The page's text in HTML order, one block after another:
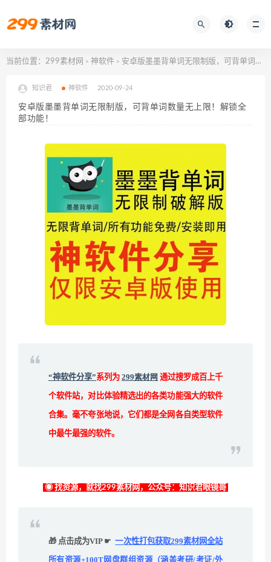
当前位置： 299素材网 > 神软件 > 安卓版墨墨背单词无限制版，可背单词数量无上限！解锁全部功能！
知识君 神软件 2020-09-24
安卓版墨墨背单词无限制版，可背单词数量无上限！解锁全
部功能！
“神软件分享”系列为 299素材网 通过搜罗成百上千
个软件站，对比体验精选出的各类功能强大的软件
合集。毫不夸张地说，它们都是全网各自类型软件
中最牛最强的软件。
◉ 找资源，就找299素材网，公众号：知识君眼镜哥
🎁 点击成为VIP ☛ 一次性打包获取299素材网全站
所有资源+100T网盘群组资源（涵盖考研/考证/外